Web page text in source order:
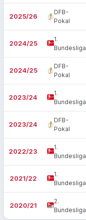
2025/26
DFB-
Pokal
2024/25
1.
Bundesliga
2024/25
DFB-
Pokal
2023/24
1.
Bundesliga
2023/24
DFB-
Pokal
2022/23
1.
Bundesliga
2021/22
1.
Bundesliga
2020/21
2.
Bundesliga